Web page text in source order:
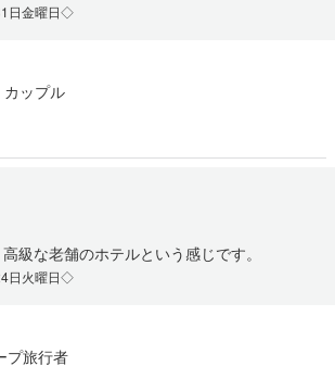
日金曜日◇
カップル
級な老舗のホテルという感じです。
日火曜日◇
プ旅行者